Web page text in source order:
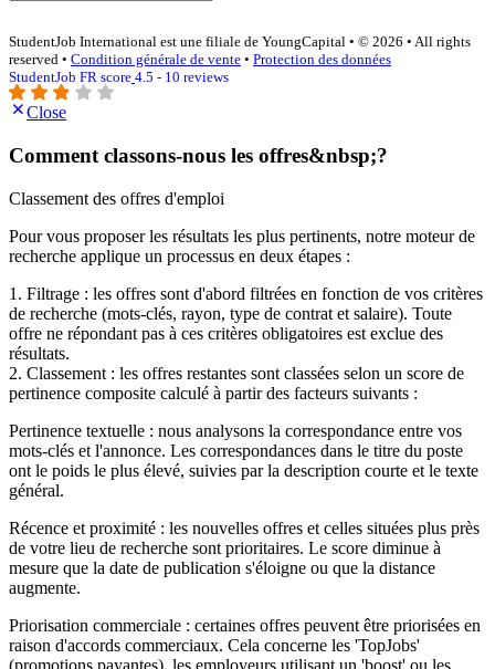
StudentJob International est une filiale de YoungCapital • © 2026 • All rights
reserved • Condition générale de vente • Protection des données
StudentJob FR score 4.5 - 10 reviews
Close
Comment classons-nous les offres&nbsp;?
Classement des offres d'emploi
Pour vous proposer les résultats les plus pertinents, notre moteur de
recherche applique un processus en deux étapes :
1. Filtrage : les offres sont d'abord filtrées en fonction de vos critères
de recherche (mots-clés, rayon, type de contrat et salaire). Toute
offre ne répondant pas à ces critères obligatoires est exclue des
résultats.
2. Classement : les offres restantes sont classées selon un score de
pertinence composite calculé à partir des facteurs suivants :
Pertinence textuelle : nous analysons la correspondance entre vos
mots-clés et l'annonce. Les correspondances dans le titre du poste
ont le poids le plus élevé, suivies par la description courte et le texte
général.
Récence et proximité : les nouvelles offres et celles situées plus près
de votre lieu de recherche sont prioritaires. Le score diminue à
mesure que la date de publication s'éloigne ou que la distance
augmente.
Priorisation commerciale : certaines offres peuvent être priorisées en
raison d'accords commerciaux. Cela concerne les 'TopJobs'
(promotions payantes), les employeurs utilisant un 'boost' ou les